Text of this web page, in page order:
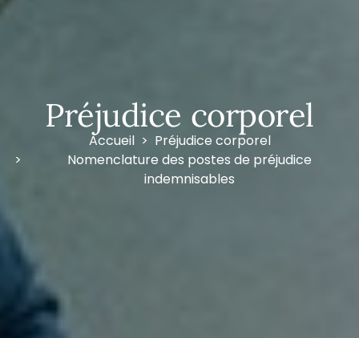
Préjudice corporel
Accueil
Préjudice corporel
Nomenclature des postes de préjudice
indemnisables